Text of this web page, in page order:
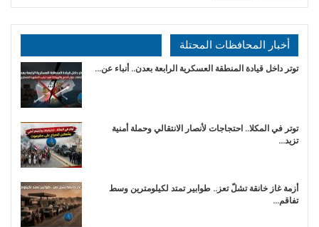
أخبار المحافظات المحتلة
توتر داخل قيادة المنطقة العسكرية الرابعة بعدن.. أنباء عن…
توتر في المكلا.. احتجاجات لأنصار الانتقالي وحملة أمنية
تزيد…
أزمة غاز خانقة تشلّ تعز.. طوابير تمتد لكيلومترين وسط
تفاقم…